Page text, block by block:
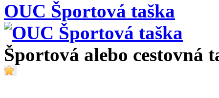
OUC Športová taška
Športová alebo cestovná